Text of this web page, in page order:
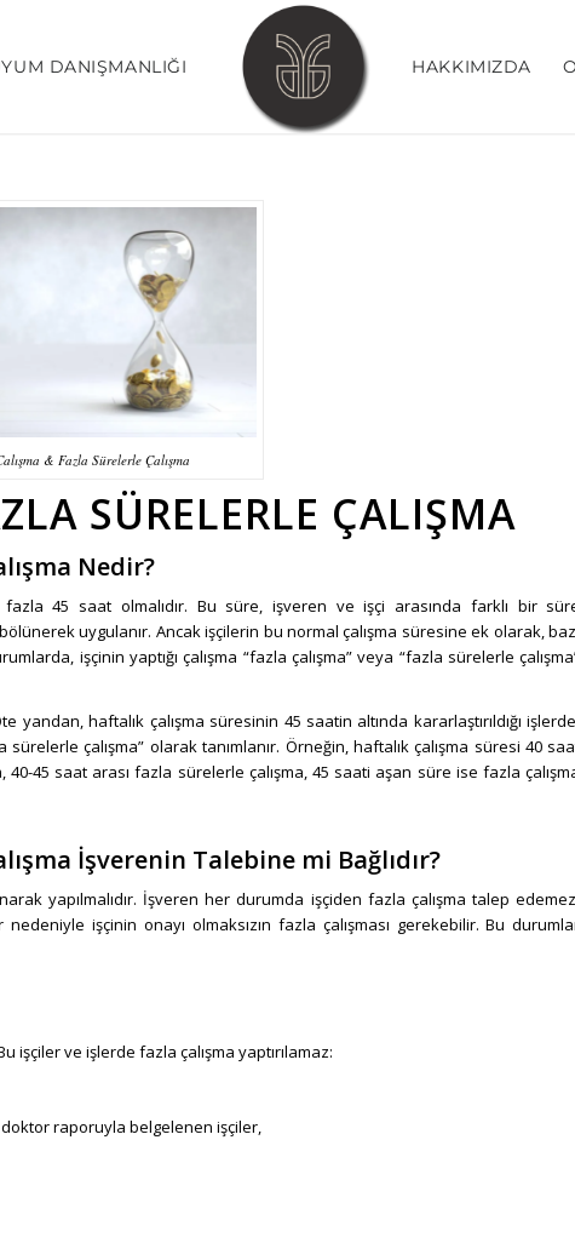
DANIŞMANLIĞI HAKKIMIZDA
& Fazla Sürelerle Çalışma
SÜRELERLE ÇALIŞMA
Nedir?
45 saat olmalıdır. Bu süre, işveren ve işçi arasında farklı bir
uygulanır. Ancak işçilerin bu normal çalışma süresine ek olarak,
işçinin yaptığı çalışma “fazla çalışma” veya “fazla sürelerle
yandan, haftalık çalışma süresinin 45 saatin altında kararlaştırıldığı
çalışma” olarak tanımlanır. Örneğin, haftalık çalışma süresi 40
45 saat arası fazla sürelerle çalışma, 45 saati aşan süre ise fazla
İşverenin Talebine mi Bağlıdır?
yapılmalıdır. İşveren her durumda işçiden fazla çalışma talep
işçinin onayı olmaksızın fazla çalışması gerekebilir. Bu
işçiler ve işlerde fazla çalışma yaptırılamaz:
doktor raporuyla belgelenen işçiler,